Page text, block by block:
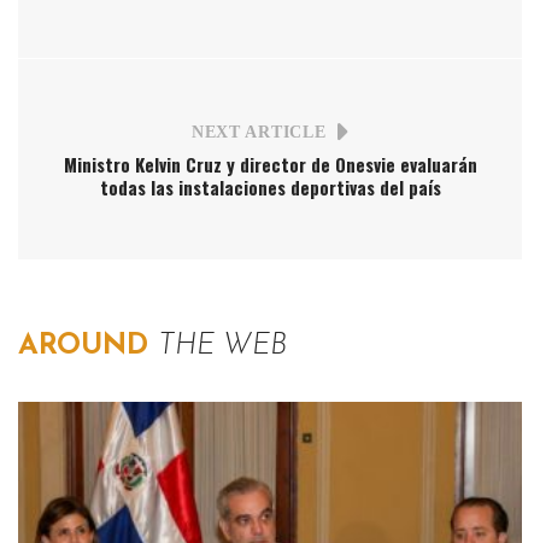
NEXT ARTICLE
Ministro Kelvin Cruz y director de Onesvie evaluarán
todas las instalaciones deportivas del país
AROUND THE WEB